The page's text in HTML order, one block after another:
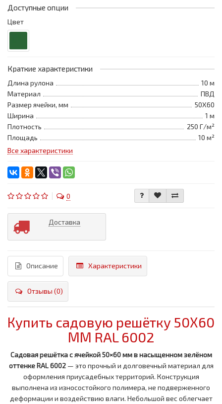
Доступные опции
Цвет
Краткие характеристики
Длина рулона
10 м
Материал
ПВД
Размер ячейки, мм
50Х60
Ширина
1 м
Плотность
250 Г/м²
Площадь
10 м²
Все характеристики
0
Доставка
Описание Характеристики
Отзывы (0)
Купить садовую решётку 50Х60
ММ RAL 6002
Садовая решётка с ячейкой 50×60 мм в насыщенном зелёном
оттенке RAL 6002 — это прочный и долговечный материал для
оформления приусадебных территорий. Конструкция
выполнена из износостойкого полимера, не подверженного
деформации и воздействию влаги. Небольшой вес облегчает